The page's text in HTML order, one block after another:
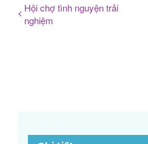
Hội chợ tình nguyện trải
nghiệm